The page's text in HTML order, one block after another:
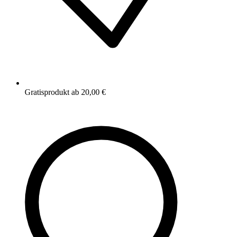
Gratisprodukt ab 20,00 €